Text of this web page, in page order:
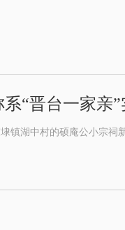
“晋台一家亲
镇湖中村的硕庵公小宗祠